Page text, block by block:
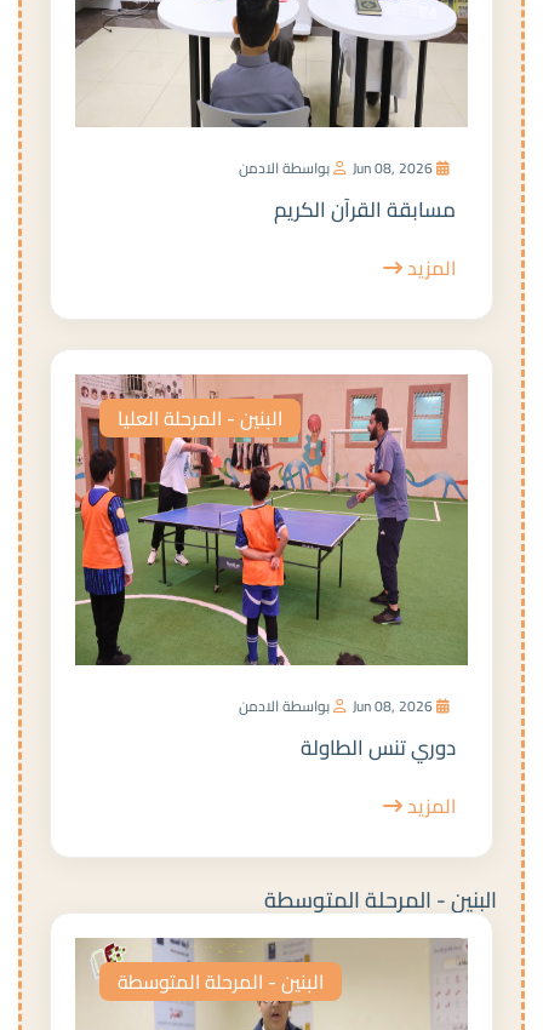
بواسطة الادمن
مسابقة القرآن الكريم
المزيد
البنين - المرحلة العليا
بواسطة الادمن
دوري تنس الطاولة
المزيد
البنين - المرحلة المتوسطة
البنين - المرحلة المتوسطة